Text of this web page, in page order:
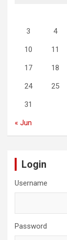
3 4
10 11
17 18
24 25
31
« Jun
Login
Username
Password